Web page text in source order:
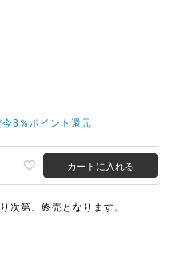
3％ポイント還元
カートに入れる
次第、終売となります。